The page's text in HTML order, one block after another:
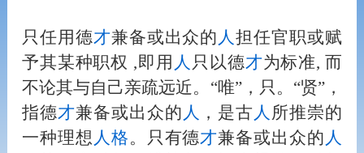
只任用德才兼备或出众的 人担任官职或赋
予其某种职权 ,即用 人 只以德才为标准, 而
不论其与自己亲疏远近。“唯”，只。“贤”，
指德才兼备或出众的 人 ，是古 人 所推崇的
一种理想 人 格。只有德才兼备或出众的 人